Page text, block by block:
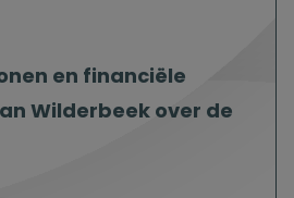
en financiële
Wilderbeek over de